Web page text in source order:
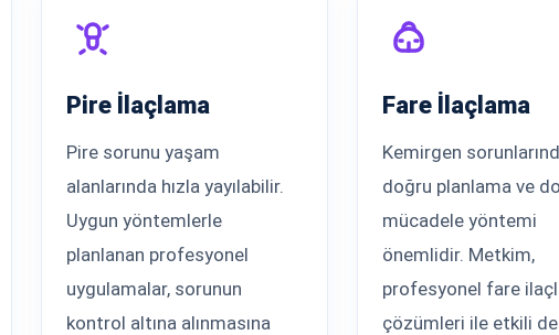
Pire İlaçlama
Pire sorunu yaşam
alanlarında hızla yayılabilir.
Uygun yöntemlerle
planlanan profesyonel
uygulamalar, sorunun
kontrol altına alınmasına
Fare İlaçlama
Kemirgen
doğru planlama ve
mücadele yöntemi
önemlidir. Metkim,
profesyonel fare
çözümleri ile etkili